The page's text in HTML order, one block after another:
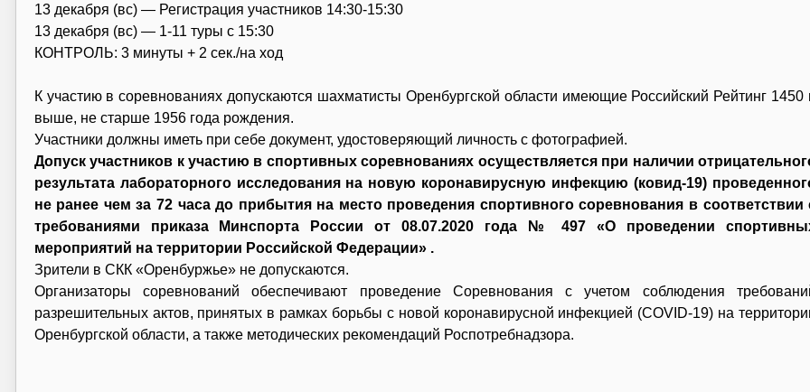
13 декабря (вс) — Регистрация участников 14:30-15:30
13 декабря (вс) — 1-11 туры с 15:30
КОНТРОЛЬ: 3 минуты + 2 сек./на ход
К участию в соревнованиях допускаются шахматисты Оренбургской области имеющие Российский Рейтинг 1450
выше, не старше 1956 года рождения.
Участники должны иметь при себе документ, удостоверяющий личность с фотографией.
Допуск участников к участию в спортивных соревнованиях осуществляется при наличии
результата лабораторного исследования на новую коронавирусную инфекцию (ковид-19)
не ранее чем за 72 часа до прибытия на место проведения спортивного соревнования в соответствии
требованиями приказа Минспорта России от 08.07.2020 года № 497 «О проведении
мероприятий на территории Российской Федерации» .
Зрители в СКК «Оренбуржье» не допускаются.
Организаторы соревнований обеспечивают проведение Соревнования с учетом соблюдения
разрешительных актов, принятых в рамках борьбы с новой коронавирусной инфекцией (СОVID-19) на
Оренбургской области, а также методических рекомендаций Роспотребнадзора.